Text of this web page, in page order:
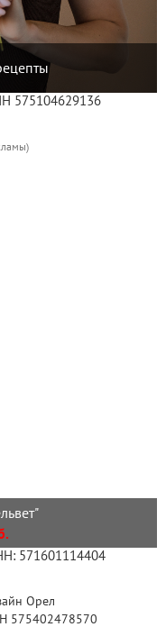
575104629136
571601114404
575402478570